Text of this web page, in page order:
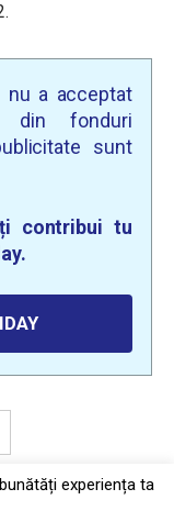
nu a acceptat
din fonduri
sunt
contribui tu
experiența ta